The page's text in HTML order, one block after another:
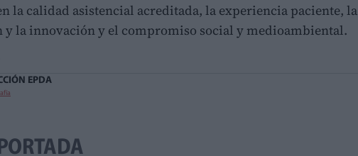
la calidad asistencial acreditada, la experiencia paciente, la
y la innovación y el compromiso social y medioambiental.
EPDA